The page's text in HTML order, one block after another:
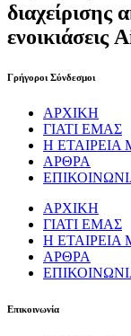
διαχείρισης
ενοικιάσεις
Γρήγοροι Σύνδεσμοι
ΑΡΧΙΚΗ
ΓΙΑΤΙ ΕΜΑΣ
Η ΕΤΑΙΡΕΙΑ
ΑΡΘΡΑ
ΑΡΧΙΚΗ
ΓΙΑΤΙ ΕΜΑΣ
Η ΕΤΑΙΡΕΙΑ
ΑΡΘΡΑ
Επικοινωνία